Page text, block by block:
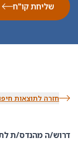
שליחת קו"ח
חזרה לתוצאות
דרוש/ה מהנדס/ת